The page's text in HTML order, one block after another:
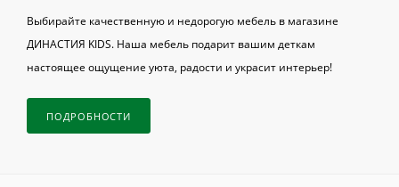
Выбирайте качественную и недорогую мебель в магазине
ДИНАСТИЯ KIDS. Наша мебель подарит вашим деткам
настоящее ощущение уюта, радости и украсит интерьер!
ПОДРОБНОСТИ